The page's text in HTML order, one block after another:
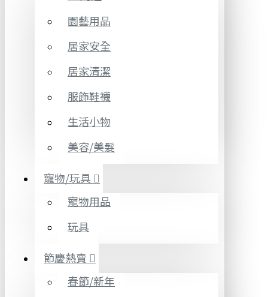
園藝用品
居家安全
居家清潔
服飾鞋襪
生活小物
美容/美髮
寵物/玩具
寵物用品
玩具
節慶熱賣
春節/新年